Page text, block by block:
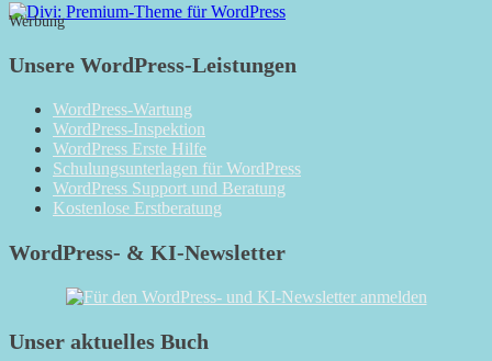
Werbung
Unsere WordPress-Leistungen
WordPress-Wartung
WordPress-Inspektion
WordPress Erste Hilfe
Schulungsunterlagen für WordPress
WordPress Support und Beratung
Kostenlose Erstberatung
WordPress- & KI-Newsletter
Unser aktuelles Buch